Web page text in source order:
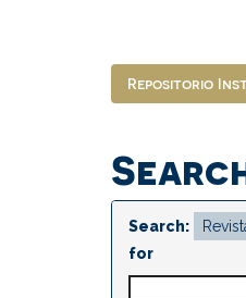
Repositorio
Search:
for